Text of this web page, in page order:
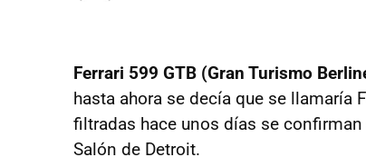
Ferrari 599 GTB (Gran Turismo
hasta ahora se decía que se llamaría
filtradas hace unos días se
Salón de Detroit.